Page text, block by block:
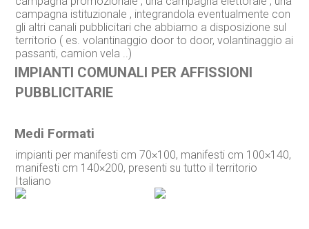
campagna istituzionale , integrandola eventualmente con
gli altri canali pubblicitari che abbiamo a disposizione sul
territorio ( es. volantinaggio door to door, volantinaggio ai
passanti, camion vela ..)
IMPIANTI COMUNALI PER AFFISSIONI
PUBBLICITARIE
Medi Formati
impianti per manifesti cm 70×100, manifesti cm 100×140,
manifesti cm 140×200, presenti su tutto il territorio
Italiano